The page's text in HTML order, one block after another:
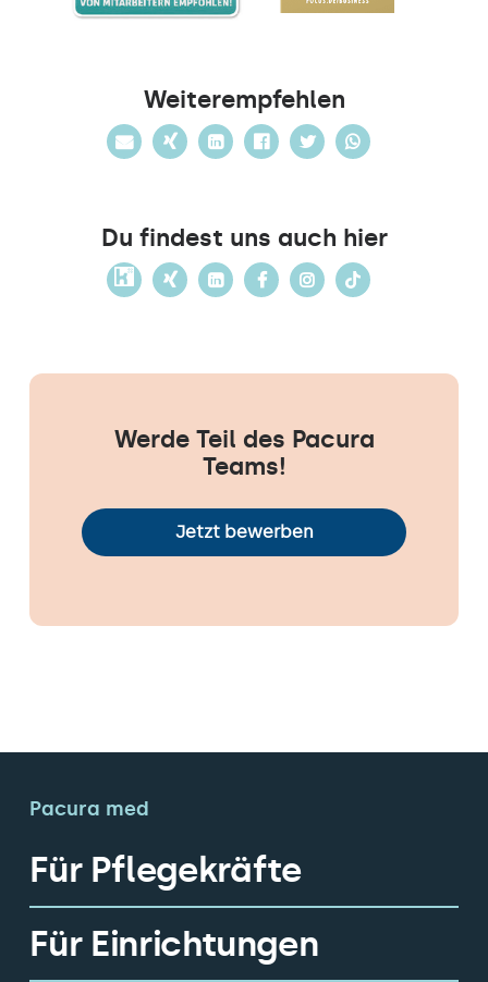
Weiterempfehlen
Du findest uns auch hier
Werde Teil des Pacura
Teams!
Jetzt bewerben
Pacura med
Für Pflegekräfte
Für Einrichtungen